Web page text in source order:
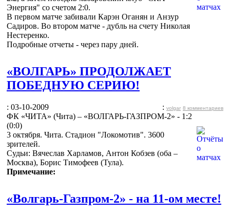
Энергия" со счетом 2:0.
В первом матче забивали Карэн Оганян и Анзур
Садиров. Во втором матче - дубль на счету Николая
Нестеренко.
Подробные отчеты - через пару дней.
«ВОЛГАРЬ» ПРОДОЛЖАЕТ
ПОБЕДНУЮ СЕРИЮ!
: 03-10-2009 : volgar 8 комментариев
ФК «ЧИТА» (Чита) – «ВОЛГАРЬ-ГАЗПРОМ-2» - 1:2
(0:0)
3 октября. Чита. Стадион "Локомотив". 3600
зрителей.
Судьи: Вячеслав Харламов, Антон Кобзев (оба –
Москва), Борис Тимофеев (Тула).
Примечание:
«Волгарь-Газпром-2» - на 11-ом месте!